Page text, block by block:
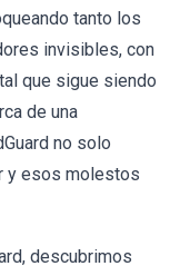
tanto los
invisibles, con
que sigue siendo
de una
no solo
y esos molestos
descubrimos